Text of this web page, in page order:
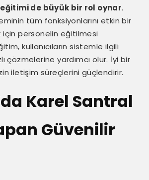
eğitimi de büyük bir rol oynar.
tüm fonksiyonlarını etkin bir
için personelin eğitilmesi
kullanıcıların sistemle ilgili
çözmelerine yardımcı olur. İyi bir
iletişim süreçlerini güçlendirir.
Karel Santral
Güvenilir